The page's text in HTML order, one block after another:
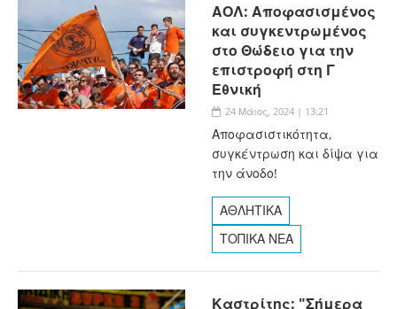
ΑΟΛ: Αποφασισμένος
και συγκεντρωμένος
στο Θώδειο για την
επιστροφή στη Γ
Εθνική
24 Μάιος, 2024 | 13:21
Αποφασιστικότητα,
συγκέντρωση και δίψα για
την άνοδο!
ΑΘΛΗΤΙΚΑ
ΤΟΠΙΚΑ ΝΕΑ
Καστρίτης: "Σήμερα